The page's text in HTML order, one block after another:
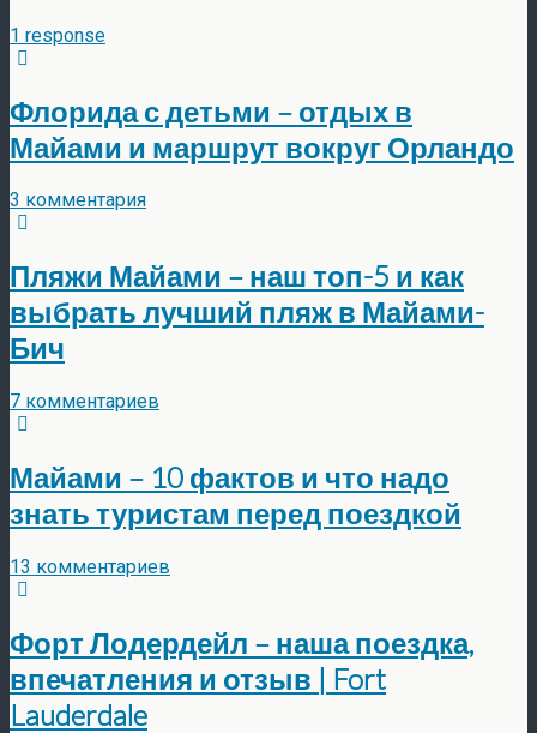
1 response
Флорида с детьми – отдых в
Майами и маршрут вокруг Орландо
3 комментария
Пляжи Майами – наш топ-5 и как
выбрать лучший пляж в Майами-
Бич
7 комментариев
Майами – 10 фактов и что надо
знать туристам перед поездкой
13 комментариев
Форт Лодердейл – наша поездка,
впечатления и отзыв | Fort
Lauderdale